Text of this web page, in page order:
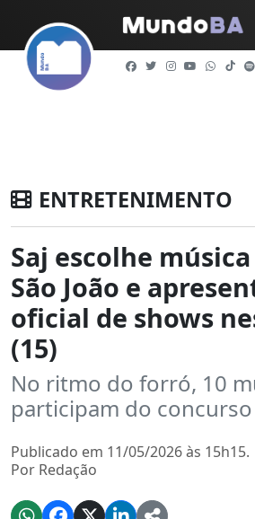
ENTRETENIMENTO
Saj escolhe
São João e
oficial de shows
(15)
No ritmo do forró, 10
participam do concurso
Publicado em 11/05/2026 às 15h15.
Por Redação